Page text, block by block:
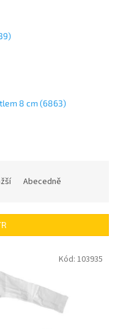
8 cm (6863)
Abecedně
Kód: 103935